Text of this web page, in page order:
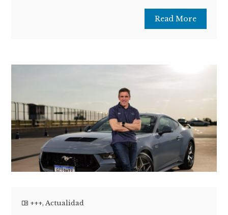
Read More
+++,Actualidad